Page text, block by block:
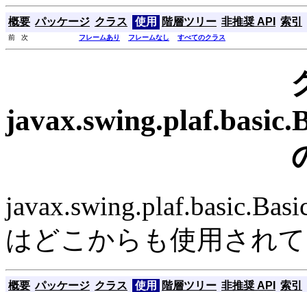
概要 パッケージ クラス 使用 階層ツリー 非推奨 API 索引
前 次 フレームあり フレームなし すべてのクラス
はどこからも使用され
概要 パッケージ クラス 使用 階層ツリー 非推奨 API 索引